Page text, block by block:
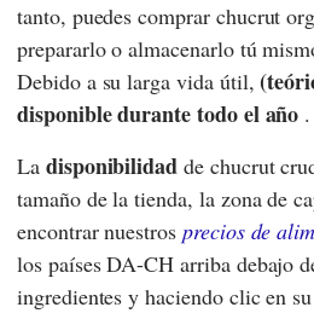
tanto, puedes comprar chucrut
prepararlo o almacenarlo tú
Debido a su larga vida útil,
disponible durante todo el año .
La disponibilidad de chucrut
tamaño de la tienda, la zona de
encontrar nuestros precios de
los países DA-CH arriba debajo
ingredientes y haciendo clic en